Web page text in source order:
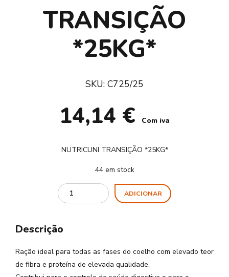
TRANSIÇÃO
*25KG*
SKU: C725/25
14,14 € Com iva
NUTRICUNI TRANSIÇÃO *25KG*
44 em stock
Quantity
ADICIONAR
Descrição
Ração ideal para todas as fases do coelho com elevado teor
de fibra e proteína de elevada qualidade.